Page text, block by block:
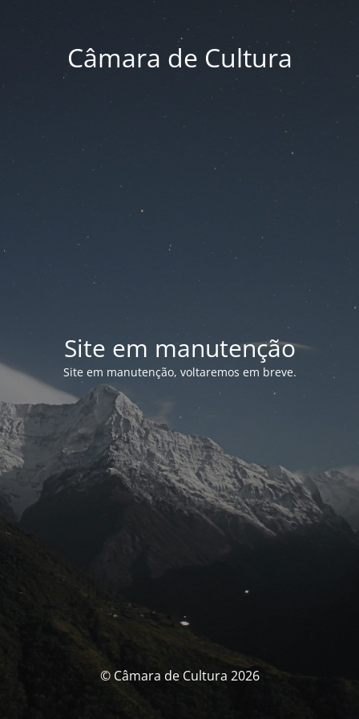
Câmara de Cultura
Site em manutenção
Site em manutenção, voltaremos em breve.
© Câmara de Cultura 2026